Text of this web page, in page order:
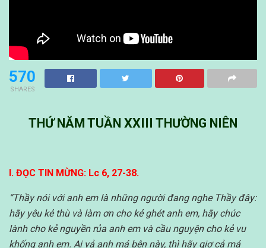
570
SHARES
THỨ NĂM TUẦN XXIII THƯỜNG NIÊN
I. ĐỌC TIN MỪNG: Lc 6, 27-38.
“Thầy nói với anh em là những người đang nghe Thầy đây:
hãy yêu kẻ thù và làm ơn cho kẻ ghét anh em, hãy chúc
lành cho kẻ nguyền rủa anh em và cầu nguyện cho kẻ vu
khống anh em. Ai vả anh má bên này, thì hãy giơ cả má